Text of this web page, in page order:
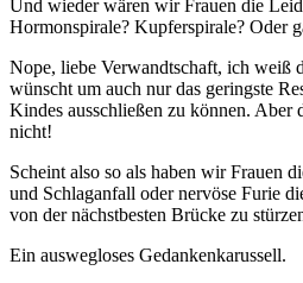
Und wieder wären wir Frauen die
Hormonspirale? Kupferspirale? Oder
Nope, liebe Verwandtschaft, ich weiß
wünscht um auch nur das geringste
Kindes ausschließen zu können. Aber
nicht!
Scheint also so als haben wir Frauen
und Schlaganfall oder nervöse Furie
von der nächstbesten Brücke zu
Ein auswegloses Gedankenkarussell.